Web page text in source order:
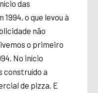
das
o que levou à
não
o primeiro
No início
construído a
de pizza. E